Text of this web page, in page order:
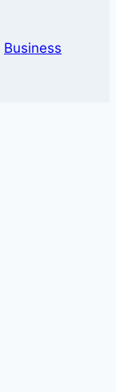
Business